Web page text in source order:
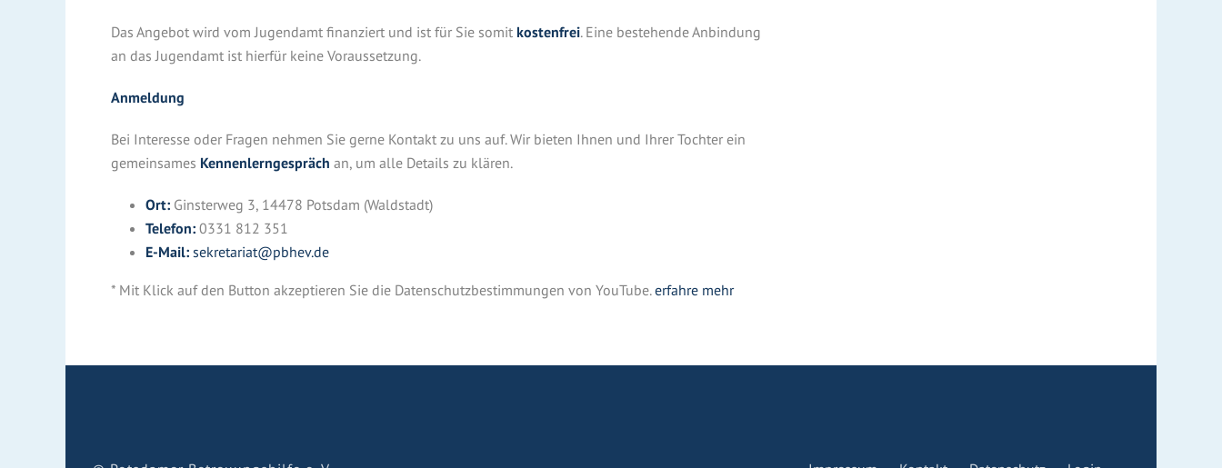
Das Angebot wird vom Jugendamt finanziert und ist für Sie somit kostenfrei. Eine bestehende Anbindung
an das Jugendamt ist hierfür keine Voraussetzung.
Anmeldung
Bei Interesse oder Fragen nehmen Sie gerne Kontakt zu uns auf. Wir bieten Ihnen und Ihrer Tochter ein
gemeinsames Kennenlerngespräch an, um alle Details zu klären.
Ort:Ginsterweg 3, 14478 Potsdam (Waldstadt)
Telefon:0331 812 351
E-Mail: sekretariat@pbhev.de
YOUTUBE ZULASSEN, VIDEO ABSPIELEN *
* Mit Klick auf den Button akzeptieren Sie die Datenschutzbestimmungen von YouTube.erfahre mehr